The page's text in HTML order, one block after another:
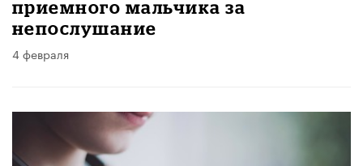
приемного мальчика за
непослушание
4 февраля